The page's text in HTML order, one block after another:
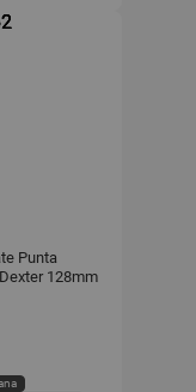
Punta
128mm